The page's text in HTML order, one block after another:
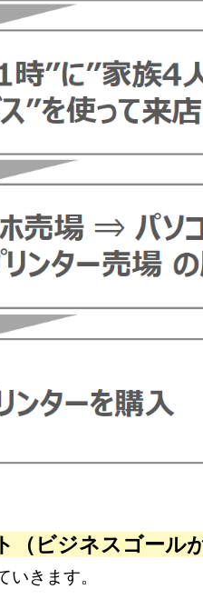
（ビジネスゴール
いきます。